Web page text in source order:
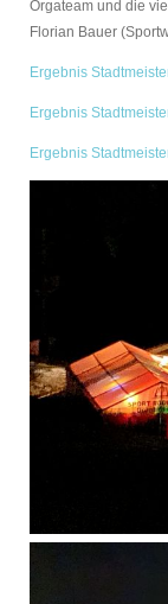
Orgateam und die
Florian Bauer
Ergebnis
Ergebnis
Ergebnis